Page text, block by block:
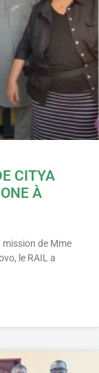
CITYA
À
mission de Mme
le RAIL a